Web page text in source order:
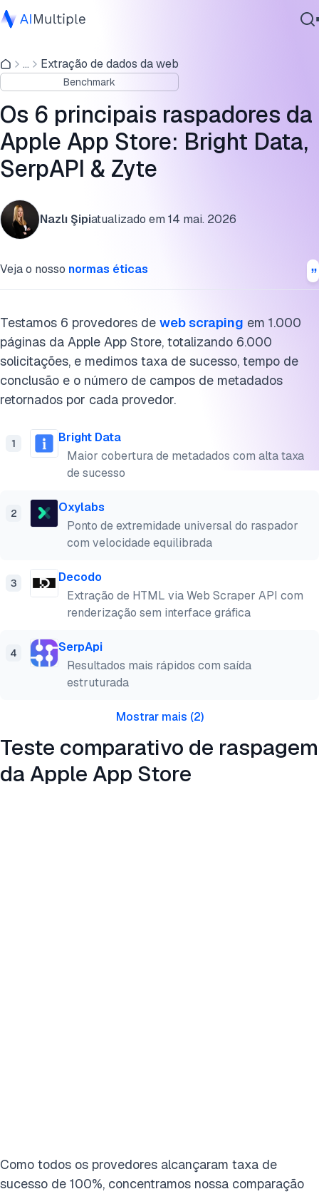
IA Agêntica
Segurança cibernética
Dados
Software Empresarial
Serviços
Contate-nos
... Extração de dados da web
Benchmark
Os 6 principais raspadores da
Apple App Store: Bright Data,
SerpAPI & Zyte
Nazlı Şipiatualizado em 14 mai. 2026
Veja o nosso normas éticas
Testamos 6 provedores de web scraping em 1.000
páginas da Apple App Store, totalizando 6.000
solicitações, e medimos taxa de sucesso, tempo de
conclusão e o número de campos de metadados
retornados por cada provedor.
1
Bright Data
Maior cobertura de metadados com alta taxa
de sucesso
2
Oxylabs
Ponto de extremidade universal do raspador
com velocidade equilibrada
3
Decodo
Extração de HTML via Web Scraper API com
renderização sem interface gráfica
4
SerpApi
Resultados mais rápidos com saída
estruturada
Mostrar mais (2)
Teste comparativo de raspagem
da Apple App Store
Como todos os provedores alcançaram taxa de
sucesso de 100%, concentramos nossa comparação
Campos de dados que você pode raspar da App Store
comparativo
Perguntas frequentes
Cite este benchmark